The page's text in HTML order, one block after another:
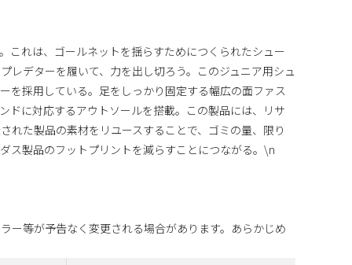
これは、ゴールネットを揺らすためにつくられたシュー
レデターを履いて、力を出し切ろう。このジュニア用シュ
を採用している。足をしっかり固定する幅広の面ファス
ドに対応するアウトソールを搭載。この製品には、リサ
れた製品の素材をリユースすることで、ゴミの量、限り
ス製品のフットプリントを減らすことにつながる。\n
ー等が予告なく変更される場合があります。あらかじめ